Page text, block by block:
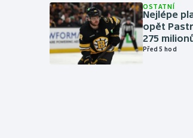
OSTATNÍ
Nejlépe
opět
275
Před 5 hod